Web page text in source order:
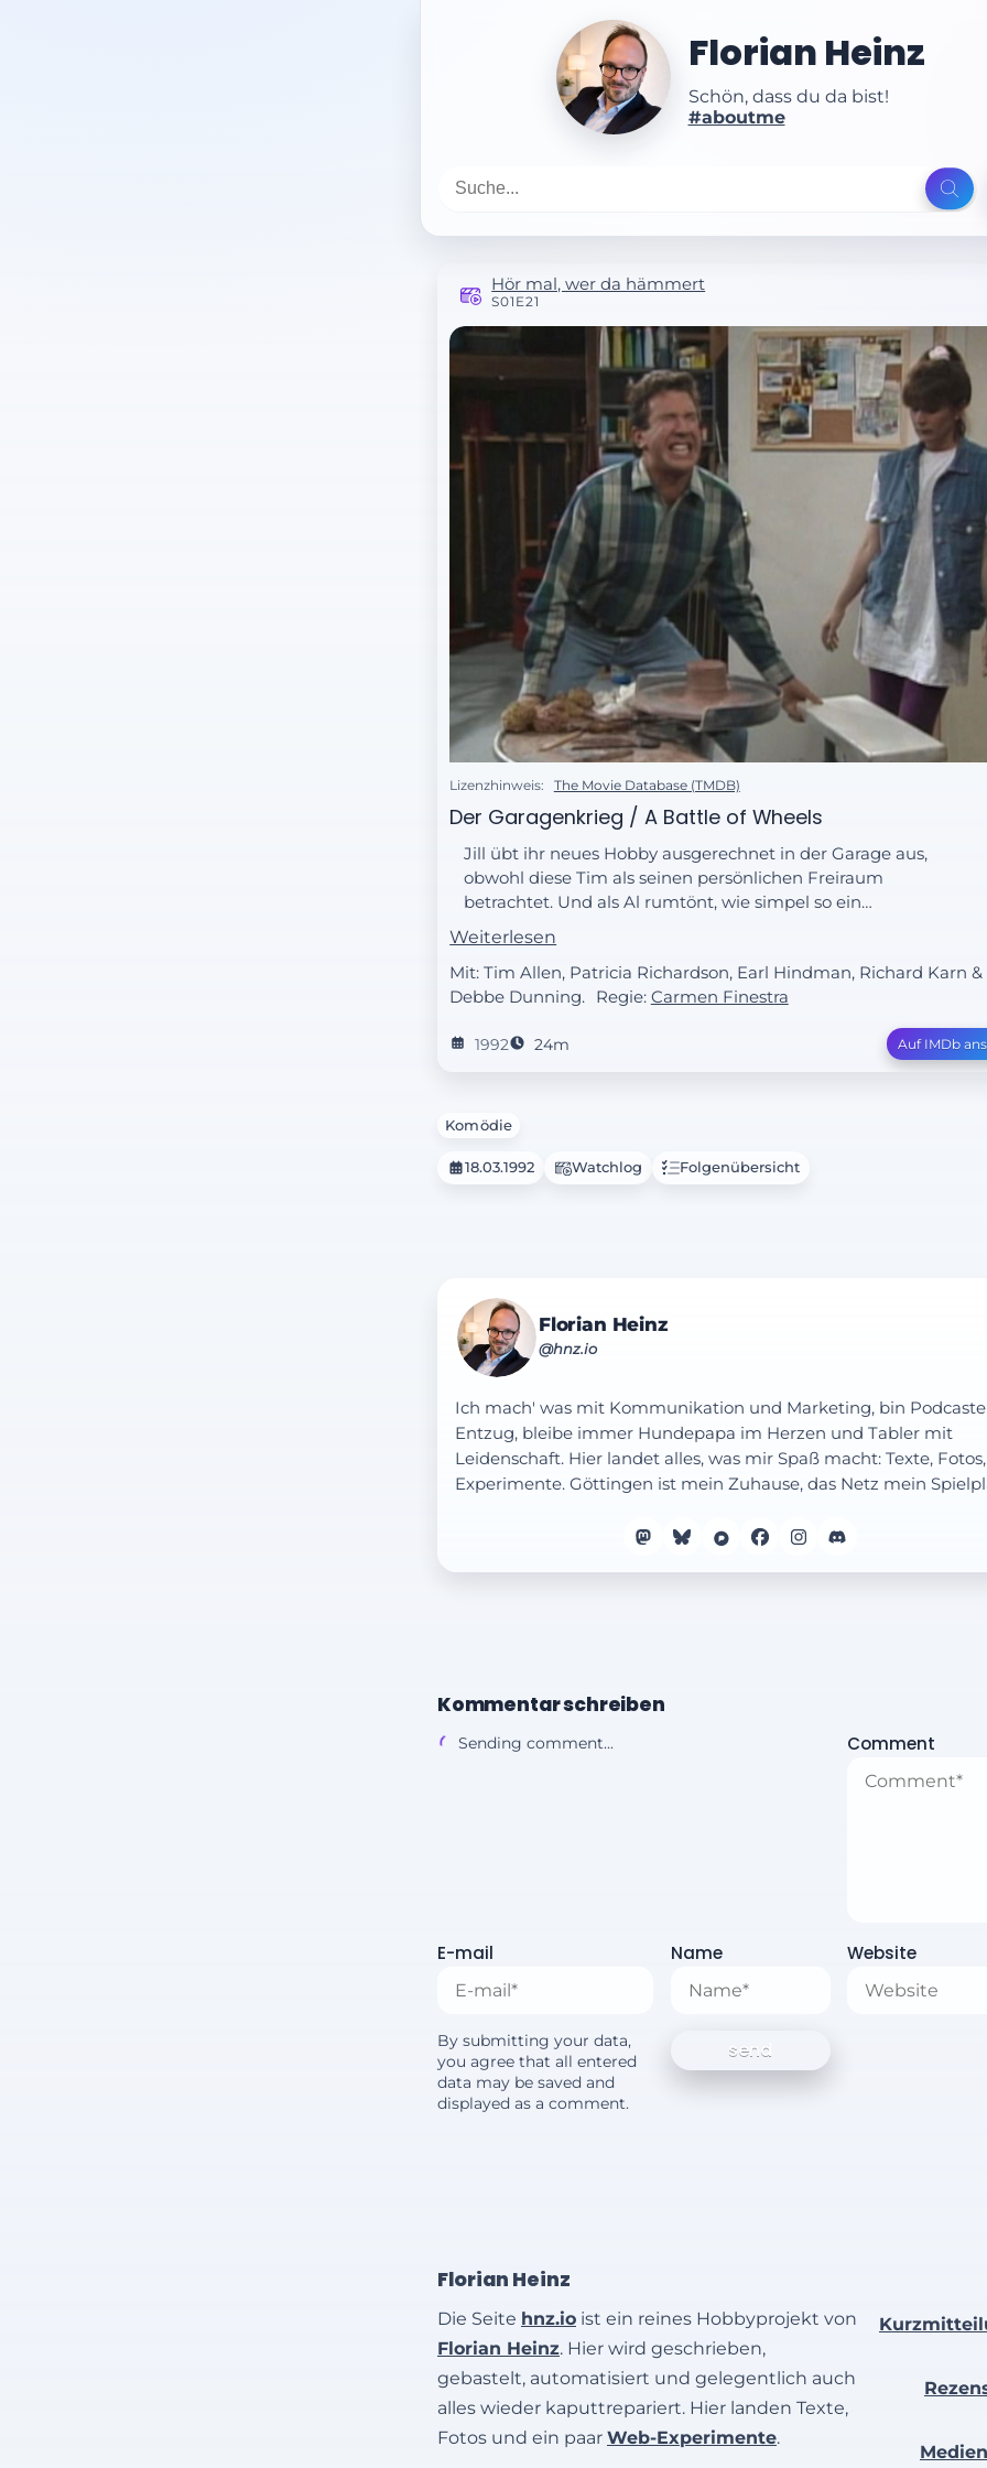
Florian Heinz
Schön, dass du da bist!
#aboutme
Hör mal, wer da hämmert
S01E21
Lizenzhinweis: The Movie Database (TMDB)
Der Garagenkrieg / A Battle of Wheels
Jill übt ihr neues Hobby ausgerechnet in der Garage aus,
obwohl diese Tim als seinen persönlichen Freiraum
betrachtet. Und als Al rumtönt, wie simpel so ein
Moderatorenjob sei, lässt ihn Tim eine Tool-Time-Sendung
moderieren.
Weiterlesen
Mit: Tim Allen, Patricia Richardson, Earl Hindman, Richard Karn &
Debbe Dunning.
Regie: Carmen Finestra
1992 24m Auf IMDb
Komödie
18.03.1992 Watchlog Folgenübersicht
Florian Heinz
@hnz.io
Ich mach' was mit Kommunikation und Marketing, bin
Entzug, bleibe immer Hundepapa im Herzen und Tabler mit
Leidenschaft. Hier landet alles, was mir Spaß macht: Texte, Fotos,
Experimente. Göttingen ist mein Zuhause, das Netz mein
Kommentar schreiben
Sending comment... Comment
E-mail Name Website
By submitting your data,
you agree that all entered
data may be saved and
displayed as a comment.
Florian Heinz
Die Seite hnz.io ist ein reines Hobbyprojekt von
Florian Heinz. Hier wird geschrieben,
gebastelt, automatisiert und gelegentlich auch
alles wieder kaputtrepariert. Hier landen Texte,
Fotos und ein paar Web-Experimente.